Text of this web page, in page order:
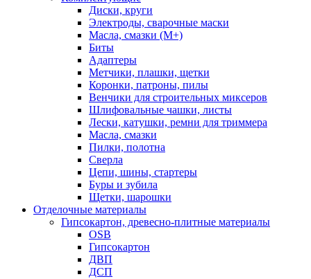
Диски, круги
Электроды, сварочные маски
Масла, смазки (М+)
Биты
Адаптеры
Метчики, плашки, щетки
Коронки, патроны, пилы
Венчики для строительных миксеров
Шлифовальные чашки, листы
Лески, катушки, ремни для триммера
Масла, смазки
Пилки, полотна
Сверла
Цепи, шины, стартеры
Буры и зубила
Щетки, шарошки
Отделочные материалы
Гипсокартон, древесно-плитные материалы
OSB
Гипсокартон
ДВП
ДСП